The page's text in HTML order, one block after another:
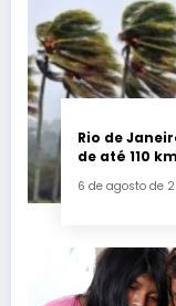
Rio de
de até 110
6 de agosto de